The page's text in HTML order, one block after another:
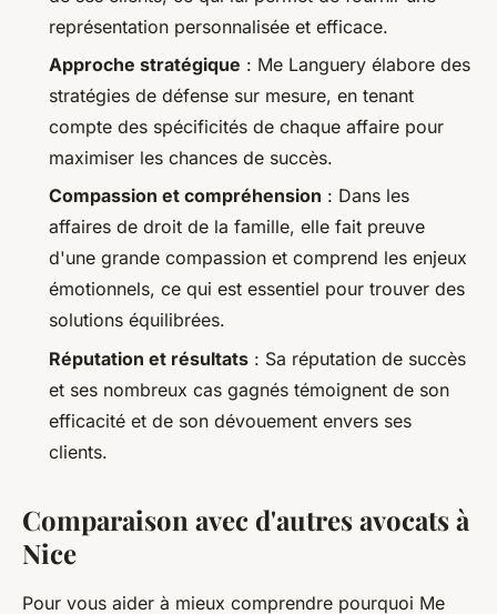
représentation personnalisée et efficace.
Approche stratégique : Me Languery élabore des
stratégies de défense sur mesure, en tenant
compte des spécificités de chaque affaire pour
maximiser les chances de succès.
Compassion et compréhension : Dans les
affaires de droit de la famille, elle fait preuve
d'une grande compassion et comprend les enjeux
émotionnels, ce qui est essentiel pour trouver des
solutions équilibrées.
Réputation et résultats : Sa réputation de succès
et ses nombreux cas gagnés témoignent de son
efficacité et de son dévouement envers ses
clients.
Comparaison avec d'autres avocats à
Nice
Pour vous aider à mieux comprendre pourquoi Me